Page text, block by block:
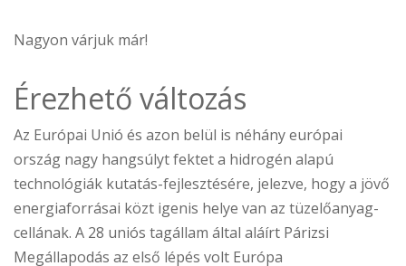
Nagyon várjuk már!
Érezhető változás
Az Európai Unió és azon belül is néhány európai
ország nagy hangsúlyt fektet a hidrogén alapú
technológiák kutatás-fejlesztésére, jelezve, hogy a jövő
energiaforrásai közt igenis helye van az tüzelőanyag-
cellának. A 28 uniós tagállam által aláírt Párizsi
Megállapodás az első lépés volt Európa